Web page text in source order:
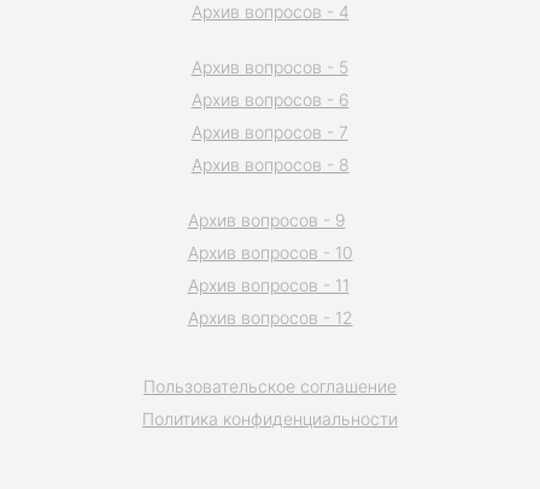
Пользовательское соглашение
Политика конфиденциальности
Архив вопросов - 4
Архив вопросов - 5
Архив вопросов - 6
Архив вопросов - 7
Архив вопросов - 8
Архив вопросов - 9
Архив вопросов - 10
Архив вопросов - 11
Архив вопросов - 12